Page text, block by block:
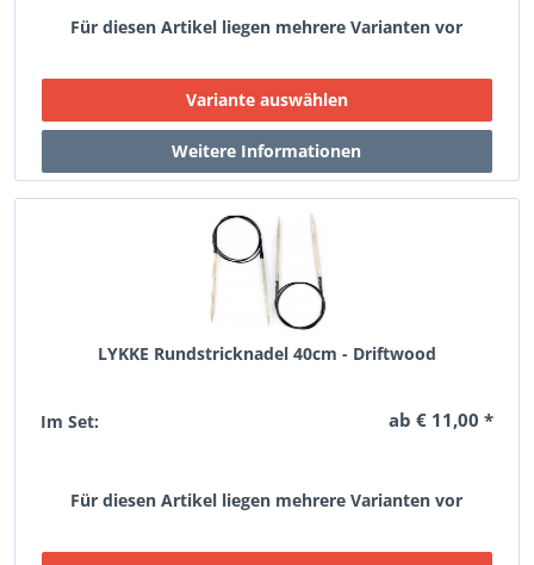
Für diesen Artikel liegen mehrere Varianten vor
LYKKE Rundstricknadel 40cm - Driftwood
Im Set: ab € 11,00 *
Für diesen Artikel liegen mehrere Varianten vor